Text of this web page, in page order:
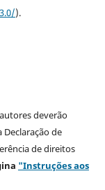
).
deverão
de
de direitos
"Instruções aos